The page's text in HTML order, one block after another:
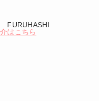
FURUHASHI
はこちら